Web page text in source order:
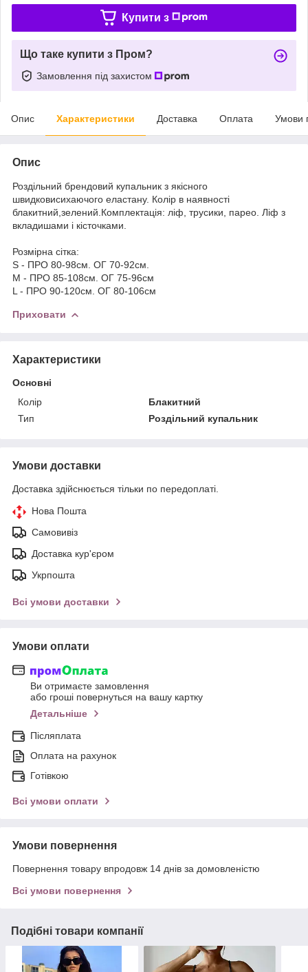
Купити з
Що таке купити з Пром?
Замовлення під захистом
Опис Характеристики Доставка Оплата Умови
Опис
Роздільний брендовий купальник з якісного
швидковисихаючого еластану. Колір в наявності
блакитний,зелений.Комплектація: ліф, трусики, парео. Ліф з
вкладишами і кісточками.
Розмірна сітка:
S - ПРО 80-98см. ОГ 70-92см.
M - ПРО 85-108см. ОГ 75-96см
L - ПРО 90-120см. ОГ 80-106см
Приховати
Характеристики
Основні
Колір
Блакитний
Тип
Роздільний купальник
Умови доставки
Доставка здійснюється тільки по передоплаті.
Нова Пошта
Самовивіз
Доставка кур'єром
Укрпошта
Всі умови доставки
Умови оплати
Ви отримаєте замовлення
або гроші повернуться на вашу картку
Детальніше
Післяплата
Оплата на рахунок
Готівкою
Всі умови оплати
Умови повернення
Повернення товару впродовж 14 днів за домовленістю
Всі умови повернення
Подібні товари компанії